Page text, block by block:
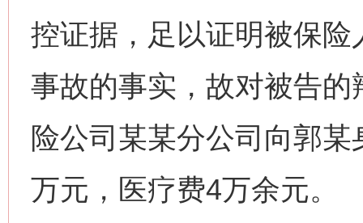
控证据，足以证明被保
事故的事实，故对被告
险公司某某分公司向郭
万元，医疗费4万余元。